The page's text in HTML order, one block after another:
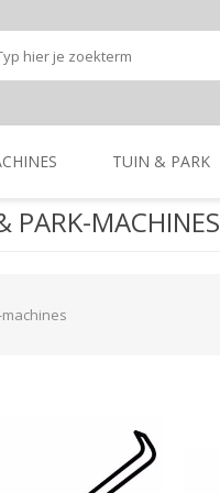
TUIN & PARK
PARK-MACHINES